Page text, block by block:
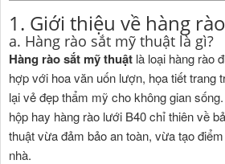
1. Giới thiệu về hàng
a. Hàng rào sắt mỹ thuật là gì?
Hàng rào sắt mỹ thuật là loại hàng rào
hợp với hoa văn uốn lượn, họa tiết trang
lại vẻ đẹp thẩm mỹ cho không gian
hộp hay hàng rào lưới B40 chỉ thiên về
thuật vừa đảm bảo an toàn, vừa tạo
nhà.